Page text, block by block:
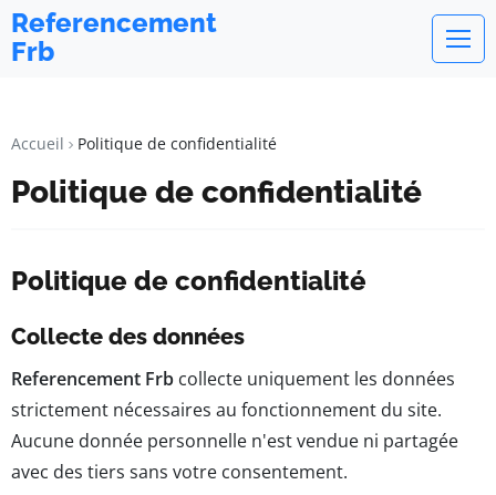
Referencement
Frb
Accueil Politique de confidentialité
Politique de confidentialité
Politique de confidentialité
Collecte des données
Referencement Frb collecte uniquement les données
strictement nécessaires au fonctionnement du site.
Aucune donnée personnelle n'est vendue ni partagée
avec des tiers sans votre consentement.